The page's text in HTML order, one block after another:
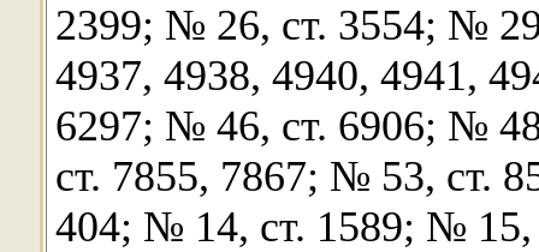
2399; № 26, ст. 3554; №
4937, 4938, 4940, 4941,
6297; № 46, ст. 6906; №
ст. 7855, 7867; № 53, ст.
404; № 14, ст. 1589; № 15,